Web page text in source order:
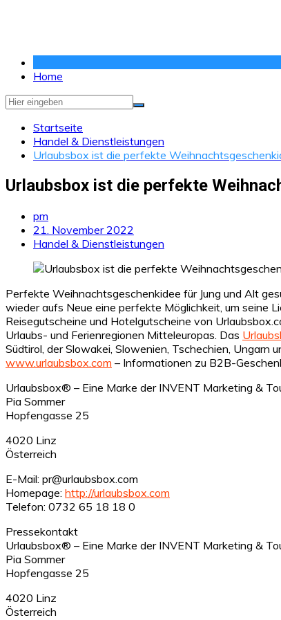
Home
Startseite
Handel & Dienstleistungen
Urlaubsbox ist die perfekte
Urlaubsbox ist die perfekte
pm
21. November 2022
Handel & Dienstleistungen
Perfekte Weihnachtsgeschenkidee für Jung und Alt
wieder aufs Neue eine perfekte Möglichkeit, um seine
Reisegutscheine und Hotelgutscheine von
Urlaubs- und Ferienregionen Mitteleuropas. Das
Südtirol, der Slowakei, Slowenien, Tschechien,
www.urlaubsbox.com – Informationen zu B2B-
Urlaubsbox® – Eine Marke der INVENT Marketing &
Pia Sommer
Hopfengasse 25
4020 Linz
Österreich
E-Mail: pr@urlaubsbox.com
Homepage: http://urlaubsbox.com
Telefon: 0732 65 18 18 0
Pressekontakt
Urlaubsbox® – Eine Marke der INVENT Marketing &
Pia Sommer
Hopfengasse 25
4020 Linz
Österreich